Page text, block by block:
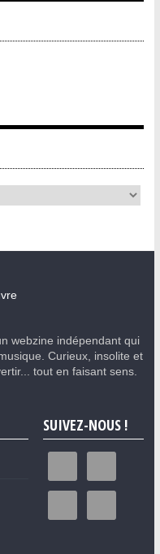
webzine indépendant qui
Curieux, insolite et
tout en faisant sens.
SUIVEZ-NOUS !